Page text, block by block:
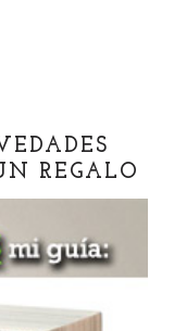
REGALO